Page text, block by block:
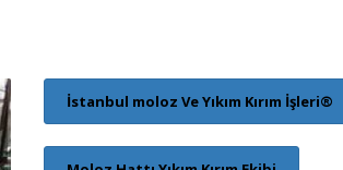
İstanbul moloz Ve Yıkım Kırım İşleri®